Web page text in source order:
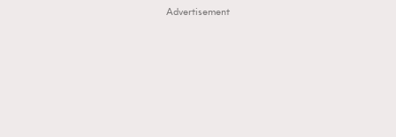
Advertisement